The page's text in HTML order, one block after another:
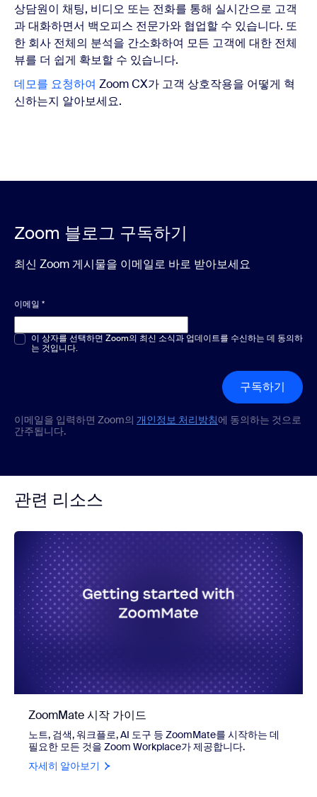
상담원이 채팅, 비디오 또는 전화를 통해 실시간으로 고객
과 대화하면서 백오피스 전문가와 협업할 수 있습니다. 또
한 회사 전체의 분석을 간소화하여 모든 고객에 대한 전체
뷰를 더 쉽게 확보할 수 있습니다.
데모를 요청하여 Zoom CX가 고객 상호작용을 어떻게 혁
신하는지 알아보세요.
Zoom 블로그 구독하기
최신 Zoom 게시물을 이메일로 바로 받아보세요
이메일 *
객관식 또는 단답형*
이 상자를 선택하면 Zoom의 최신 소식과 업데이트를 수신하는 데 동의하
는 것입니다.
구독하기
이메일을 입력하면 Zoom의 개인정보 처리방침에 동의하는 것으로
간주됩니다.
관련 리소스
ZoomMate 시작 가이드
노트, 검색, 워크플로, AI 도구 등 ZoomMate를 시작하는 데
필요한 모든 것을 Zoom Workplace가 제공합니다.
자세히 알아보기